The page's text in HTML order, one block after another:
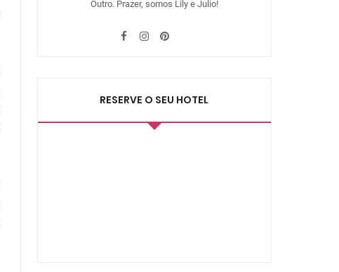
Outro. Prazer, somos Lily e Julio!
RESERVE O SEU HOTEL